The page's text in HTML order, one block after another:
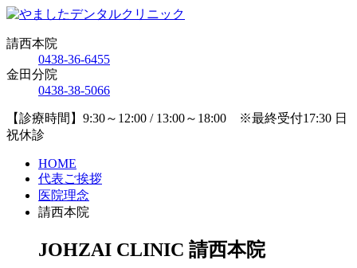
請西本院
0438-36-6455
金田分院
0438-38-5066
【診療時間】9:30～12:00 / 13:00～18:00 ※最終受付17:30 日
祝休診
HOME
代表ご挨拶
医院理念
請西本院
JOHZAI CLINIC 請西本院